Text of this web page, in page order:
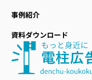
電柱広告のデザイン
提出までの流れ
おすすめ空き電柱情報
事例紹介
資料ダウンロード